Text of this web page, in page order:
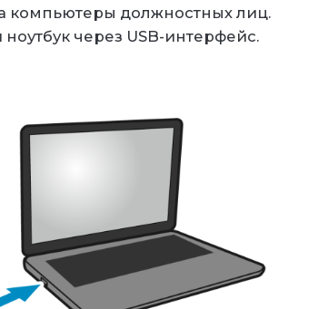
компьютеры должностных лиц.
через USB-интерфейс.